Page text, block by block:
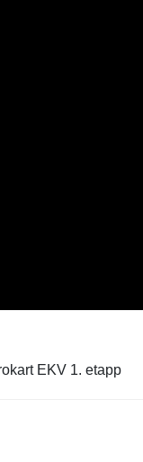
EKV 1. etapp